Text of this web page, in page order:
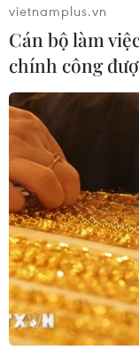
#G20 #Nhật
#Biến đổi khí hậu
Nhật Bản
Theo dõi
vietnamplus.vn
Cán bộ làm
chính công